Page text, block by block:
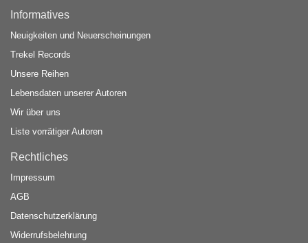
Informatives
Neuigkeiten und Neuerscheinungen
Trekel Records
Unsere Reihen
Lebensdaten unserer Autoren
Wir über uns
Liste vorrätiger Autoren
Rechtliches
Impressum
AGB
Datenschutzerklärung
Widerrufsbelehrung